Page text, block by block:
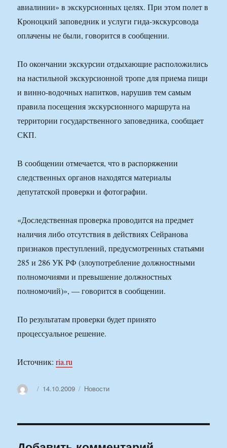
авиалинии» в экскурсионных целях. При этом полет в
Кроноцкий заповедник и услуги гида-экскурсовода
оплачены не были, говорится в сообщении.
По окончании экскурсии отдыхающие расположились
на настильной экскурсионной тропе для приема пищи
и винно-водочных напитков, нарушив тем самым
правила посещения экскурсионного маршрута на
территории государственного заповедника, сообщает
СКП.
В сообщении отмечается, что в распоряжении
следственных органов находятся материалы
депутатской проверки и фотографии.
«Доследственная проверка проводится на предмет
наличия либо отсутствия в действиях Сейранова
признаков преступлений, предусмотренных статьями
285 и 286 УК РФ (злоупотребление должностными
полномочиями и превышение должностных
полномочий)», — говорится в сообщении.
По результатам проверки будет принято
процессуальное решение.
Источник:ria.ru
АвторОпубликовано
14.10.2009 Рубрики
Новости